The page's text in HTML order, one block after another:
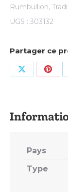
Rumbullion,
UGS : 303132
Partager ce
Share
Pays
Type